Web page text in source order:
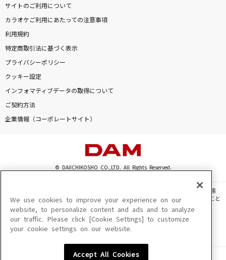
サイトのご利用について
カラオケご利用にあたっての注意事項
利用規約
特定商取引法に基づく表示
プライバシーポリシー
クッキー設定
インフォマティブデータの取得について
ご契約方法
企業情報（コーポレートサイト）
© DAIICHIKOSHO CO.,LTD. All Rights Reserved.
このサイトに掲載されている一切の文章・画像・写真・動画・音声等を、手段や形態
を問わず、著作権法の定める範囲を超えて無断で複製、転載、ファイル化などすること
を禁じます。
楽曲及びコンテンツは、機種によりご利用いただけない場合があります。
楽曲及びコンテンツの配信日、配信内容が変更になる場合があります。
We use cookies to improve your experience on our
website, to personalize content and ads and to analyze
our traffic. Please click [Cookie Settings] to customize
your cookie settings on our website.
Accept All Cookies